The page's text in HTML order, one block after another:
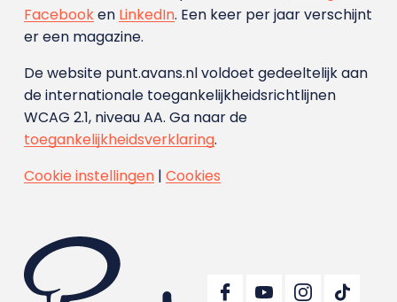
Facebooken LinkedIn. Een keer per jaar verschijnt
er een magazine.
De website punt.avans.nl voldoet gedeeltelijk aan
de internationale toegankelijkheidsrichtlijnen
WCAG 2.1, niveau AA. Ga naar de
toegankelijkheidsverklaring.
Cookie instellingen| Cookies